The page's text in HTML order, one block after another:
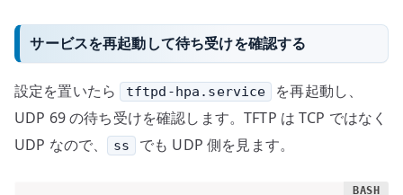
サービスを再起動して待ち受けを確認する
設定を置いたら tftpd-hpa.service
を再起動し、
UDP 69 の待ち受けを確認します。TFTP は TCP ではなく
UDP なので、
ss でも UDP 側を見ます。